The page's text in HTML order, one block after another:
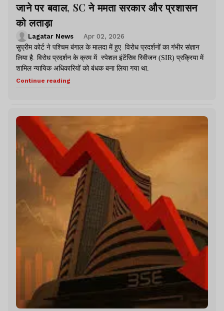
जाने पर बवाल, SC ने ममता सरकार और प्रशासन
को लताड़ा
Lagatar News
Apr 02, 2026
सुप्रीम कोर्ट ने पश्चिम बंगाल के मालदा में हुए विरोध प्रदर्शनों का गंभीर संज्ञान
लिया है. विरोध प्रदर्शन के क्रम में स्पेशल इंटेंसिव रिवीजन (SIR) प्रक्रिया में
शामिल न्यायिक अधिकारियों को बंधक बना लिया गया था.
Continue reading